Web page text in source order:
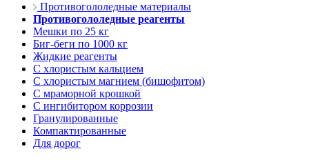
Противогололедные материалы
Противогололедные реагенты
Мешки по 25 кг
Биг-беги по 1000 кг
Жидкие реагенты
С хлористым кальцием
С хлористым магнием (бишофитом)
С мраморной крошкой
С ингибитором коррозии
Гранулированные
Компактированные
Для дорог